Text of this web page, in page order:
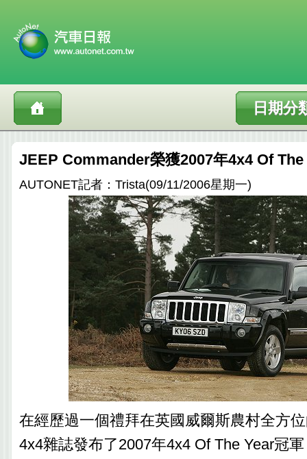
日期分
JEEP Commander榮獲2007年4x4 Of
AUTONET記者：Trista(09/11/2006星期一)
在經歷過一個禮拜在英國威爾斯農村全方
4x4雜誌發布了2007年4x4 Of The Year冠